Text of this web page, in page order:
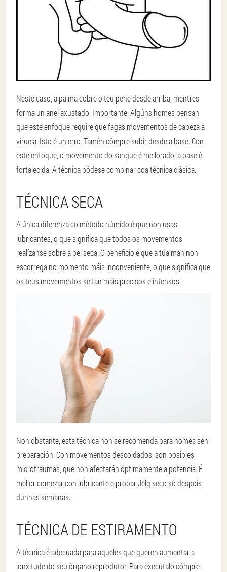
Neste caso, a palma cobre o teu pene desde arriba, mentres
forma un anel axustado. Importante: Algúns homes pensan
que este enfoque require que fagas movementos de cabeza a
viruela. Isto é un erro. Tamén cómpre subir desde a base. Con
este enfoque, o movemento do sangue é mellorado, a base é
fortalecida. A técnica pódese combinar coa técnica clásica.
TÉCNICA SECA
A única diferenza co método húmido é que non usas
lubricantes, o que significa que todos os movementos
realízanse sobre a pel seca. O beneficio é que a túa man non
escorrega no momento máis inconveniente, o que significa que
os teus movementos se fan máis precisos e intensos.
Non obstante, esta técnica non se recomenda para homes sen
preparación. Con movementos descoidados, son posibles
microtraumas, que non afectarán óptimamente a potencia. É
mellor comezar con lubricante e probar Jelq seco só despois
dunhas semanas.
TÉCNICA DE ESTIRAMENTO
A técnica é adecuada para aqueles que queren aumentar a
lonxitude do seu órgano reprodutor. Para executalo cómpre